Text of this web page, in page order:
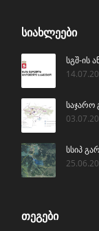
ᲡᲘᲐᲮᲚᲔᲔᲑᲘ
სგშ-ის
საჯარო
სსიპ
ᲗᲔᲒᲔᲑᲘ